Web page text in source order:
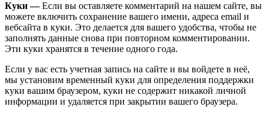
Куки —Если вы оставляете комментарий на нашем сайте, вы
можете включить сохранение вашего имени, адреса email и
вебсайта в куки. Это делается для вашего удобства, чтобы не
заполнять данные снова при повторном комментировании.
Эти куки хранятся в течение одного года.
Если у вас есть учетная запись на сайте и вы войдете в неё,
мы установим временный куки для определения поддержки
куки вашим браузером, куки не содержит никакой личной
информации и удаляется при закрытии вашего браузера.